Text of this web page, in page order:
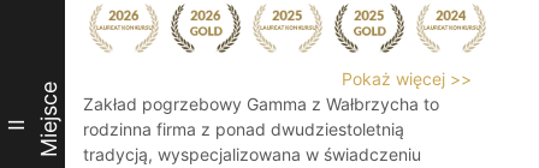
II Miejsce
Pokaż więcej >>
Zakład pogrzebowy Gamma z Wałbrzycha to
rodzinna firma z ponad dwudziestoletnią
tradycją, wyspecjalizowana w świadczeniu